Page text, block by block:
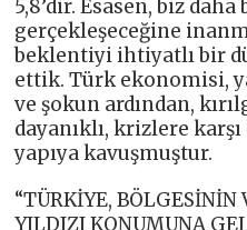
5,8’dir. Esasen, biz
gerçekleşeceğine
beklentiyi ihtiyatlı bir
ettik. Türk ekonomisi,
ve şokun ardından,
dayanıklı, krizlere
yapıya kavuşmuştur.
“TÜRKİYE, BÖLGESİNİN
YILDIZI KONUMUNA